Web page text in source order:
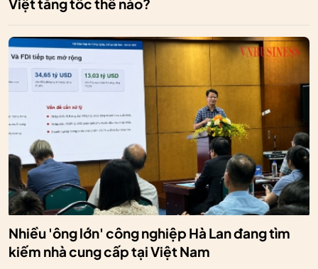
Việt tăng tốc thế nào?
Nhiều 'ông lớn' công nghiệp Hà Lan đang tìm
kiếm nhà cung cấp tại Việt Nam